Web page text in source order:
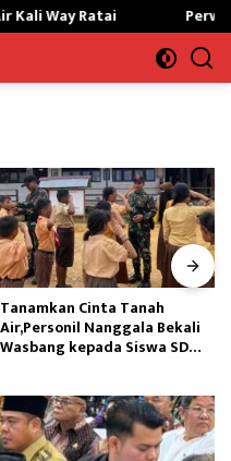
Ratai Perwira Kilang
Tanamkan Cinta Tanah
Air,Personil Nanggala Bekali
Wasbang kepada Siswa SD